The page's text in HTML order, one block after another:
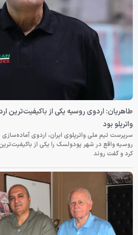
طاهریان: اردوی روسیه یکی از باکیفیت‌ترین
واترپلو بود
سرپرست تیم ملی واترپلوی ایران، اردوی
روسیه واقع در شهر پودولسک را یکی از
کرد و گفت روند